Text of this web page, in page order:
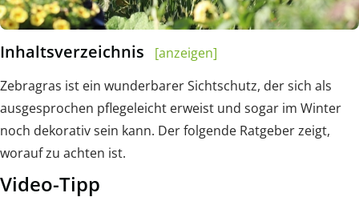
Inhaltsverzeichnis
[anzeigen]
Zebragras ist ein wunderbarer Sichtschutz, der sich als
ausgesprochen pflegeleicht erweist und sogar im Winter
noch dekorativ sein kann. Der folgende Ratgeber zeigt,
worauf zu achten ist.
Video-Tipp